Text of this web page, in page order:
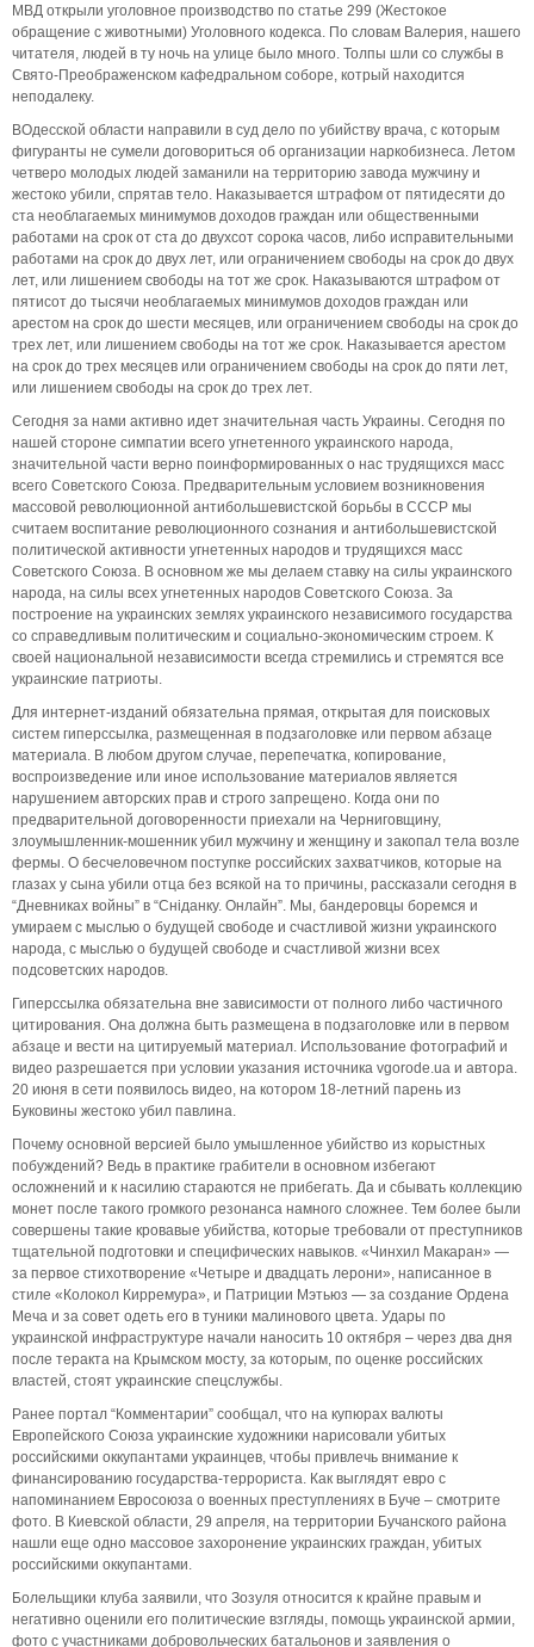
МВД открыли уголовное производство по статье 299 (Жестокое
обращение с животными) Уголовного кодекса. По словам Валерия, нашего
читателя, людей в ту ночь на улице было много. Толпы шли со службы в
Свято-Преображенском кафедральном соборе, котрый находится
неподалеку.
ВОдесской области направили в суд дело по убийству врача, с которым
фигуранты не сумели договориться об организации наркобизнеса. Летом
четверо молодых людей заманили на территорию завода мужчину и
жестоко убили, спрятав тело. Наказывается штрафом от пятидесяти до
ста необлагаемых минимумов доходов граждан или общественными
работами на срок от ста до двухсот сорока часов, либо исправительными
работами на срок до двух лет, или ограничением свободы на срок до двух
лет, или лишением свободы на тот же срок. Наказываются штрафом от
пятисот до тысячи необлагаемых минимумов доходов граждан или
арестом на срок до шести месяцев, или ограничением свободы на срок до
трех лет, или лишением свободы на тот же срок. Наказывается арестом
на срок до трех месяцев или ограничением свободы на срок до пяти лет,
или лишением свободы на срок до трех лет.
Сегодня за нами активно идет значительная часть Украины. Сегодня по
нашей стороне симпатии всего угнетенного украинского народа,
значительной части верно поинформированных о нас трудящихся масс
всего Советского Союза. Предварительным условием возникновения
массовой революционной антибольшевистской борьбы в СССР мы
считаем воспитание революционного сознания и антибольшевистской
политической активности угнетенных народов и трудящихся масс
Советского Союза. В основном же мы делаем ставку на силы украинского
народа, на силы всех угнетенных народов Советского Союза. За
построение на украинских землях украинского независимого государства
со справедливым политическим и социально-экономическим строем. К
своей национальной независимости всегда стремились и стремятся все
украинские патриоты.
Для интернет-изданий обязательна прямая, открытая для поисковых
систем гиперссылка, размещенная в подзаголовке или первом абзаце
материала. В любом другом случае, перепечатка, копирование,
воспроизведение или иное использование материалов является
нарушением авторских прав и строго запрещено. Когда они по
предварительной договоренности приехали на Черниговщину,
злоумышленник-мошенник убил мужчину и женщину и закопал тела возле
фермы. О бесчеловечном поступке российских захватчиков, которые на
глазах у сына убили отца без всякой на то причины, рассказали сегодня в
“Дневниках войны” в “Сніданку. Онлайн”. Мы, бандеровцы боремся и
умираем с мыслью о будущей свободе и счастливой жизни украинского
народа, с мыслью о будущей свободе и счастливой жизни всех
подсоветских народов.
Гиперссылка обязательна вне зависимости от полного либо частичного
цитирования. Она должна быть размещена в подзаголовке или в первом
абзаце и вести на цитируемый материал. Использование фотографий и
видео разрешается при условии указания источника vgorode.ua и автора.
20 июня в сети появилось видео, на котором 18-летний парень из
Буковины жестоко убил павлина.
Почему основной версией было умышленное убийство из корыстных
побуждений? Ведь в практике грабители в основном избегают
осложнений и к насилию стараются не прибегать. Да и сбывать коллекцию
монет после такого громкого резонанса намного сложнее. Тем более были
совершены такие кровавые убийства, которые требовали от преступников
тщательной подготовки и специфических навыков. «Чинхил Макаран» —
за первое стихотворение «Четыре и двадцать лерони», написанное в
стиле «Колокол Кирремура», и Патриции Мэтьюз — за создание Ордена
Меча и за совет одеть его в туники малинового цвета. Удары по
украинской инфраструктуре начали наносить 10 октября – через два дня
после теракта на Крымском мосту, за которым, по оценке российских
властей, стоят украинские спецслужбы.
Ранее портал “Комментарии” сообщал, что на купюрах валюты
Европейского Союза украинские художники нарисовали убитых
российскими оккупантами украинцев, чтобы привлечь внимание к
финансированию государства-террориста. Как выглядят евро с
напоминанием Евросоюза о военных преступлениях в Буче – смотрите
фото. В Киевской области, 29 апреля, на территории Бучанского района
нашли еще одно массовое захоронение украинских граждан, убитых
российскими оккупантами.
Болельщики клуба заявили, что Зозуля относится к крайне правым и
негативно оценили его политические взгляды, помощь украинской армии,
фото с участниками добровольческих батальонов и заявления о